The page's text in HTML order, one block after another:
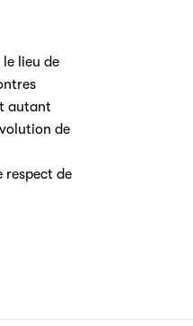
lieu de
autant
de
respect de